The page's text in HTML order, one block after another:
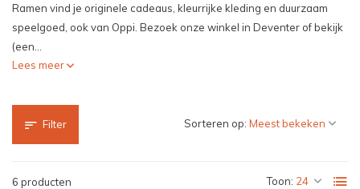
Ramen vind je originele cadeaus, kleurrijke kleding en duurzaam
speelgoed, ook van Oppi. Bezoek onze winkel in Deventer of bekijk
(een...
Lees meer
Filter
6 producten Toon:
Sorteren op: